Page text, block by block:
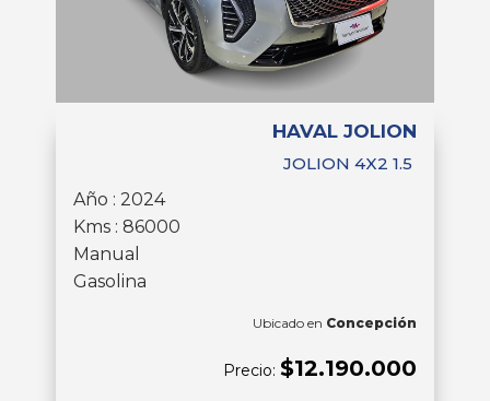
HAVAL JOLION
JOLION 4X2 1.5
Año : 2024
Kms : 86000
Manual
Gasolina
Ubicado en Concepción
Precio: $12.190.000